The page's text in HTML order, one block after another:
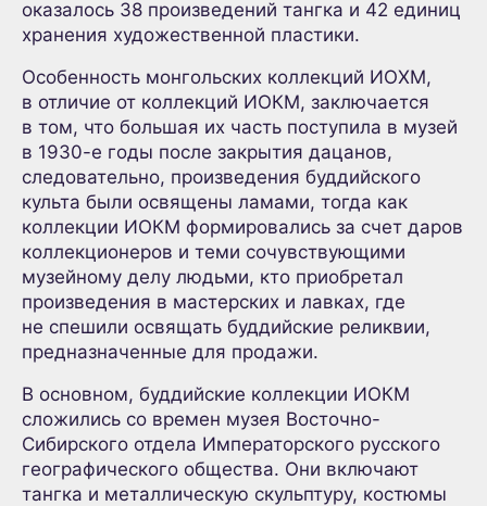
оказалось 38 произведений тангка и 42 единиц
хранения художественной пластики.
Особенность монгольских коллекций ИОХМ,
в отличие от коллекций ИОКМ, заключается
в том, что большая их часть поступила в музей
в 1930-е годы после закрытия дацанов,
следовательно, произведения буддийского
культа были освящены ламами, тогда как
коллекции ИОКМ формировались за счет даров
коллекционеров и теми сочувствующими
музейному делу людьми, кто приобретал
произведения в мастерских и лавках, где
не спешили освящать буддийские реликвии,
предназначенные для продажи.
В основном, буддийские коллекции ИОКМ
сложились со времен музея Восточно-
Сибирского отдела Императорского русского
географического общества. Они включают
тангка и металлическую скульптуру, костюмы